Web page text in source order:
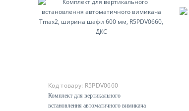
Код товару: R5PDV0660
Комплект для вертикального
встановлення автоматичного вимикача